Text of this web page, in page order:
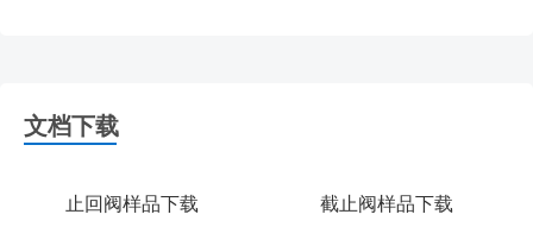
文档下载
止回阀样品下载 截止阀样品下载